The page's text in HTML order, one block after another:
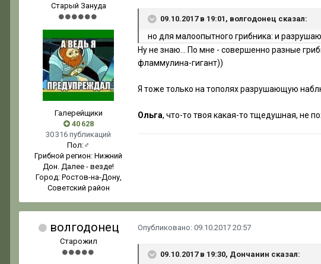
Старый Зануда
Галерейщики
40 628
30 316 публикаций
Пол:♂
Грибной регион: Нижний
Дон. Далее - везде!
Город: Ростов-на-Дону,
Советский район
09.10.2017 в 19:01, волгодонец сказал:
но для малоопытного грибника: и
Ну не знаю... По мне - совершенно разные
фламмулина-гигант))
Я тоже только на тополях разрушающую
Ольга, что-то твоя какая-то тщедушная, не
волгодонец
Старожил
Опубликовано: 09.10.2017 20:57
09.10.2017 в 19:30, Дончанин сказал: